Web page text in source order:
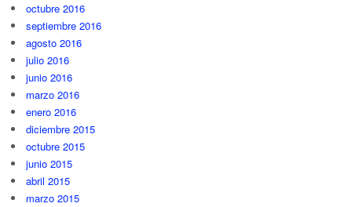
octubre 2016
septiembre 2016
agosto 2016
julio 2016
junio 2016
marzo 2016
enero 2016
diciembre 2015
octubre 2015
junio 2015
abril 2015
marzo 2015